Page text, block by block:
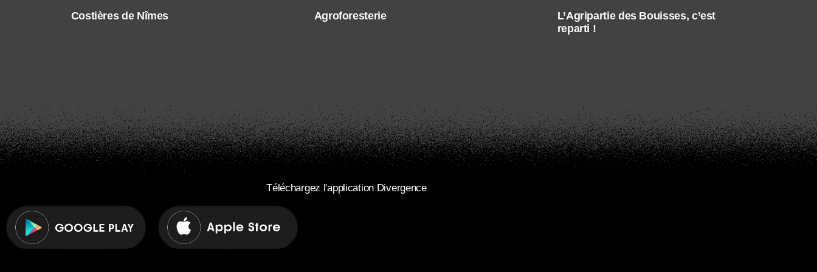
Costières de Nîmes Agroforesterie
L’Agripartie des Bouisses, c’est
reparti !
Téléchargez l'application Divergence